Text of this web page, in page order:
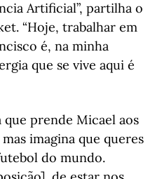
Artificial”, partilha o
“Hoje, trabalhar em
é, na minha
que se vive aqui é
que prende Micael aos
mas imagina que queres
do mundo.